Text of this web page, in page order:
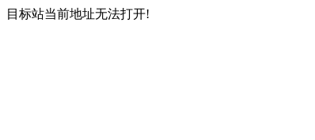
目标站当前地址无法打开!